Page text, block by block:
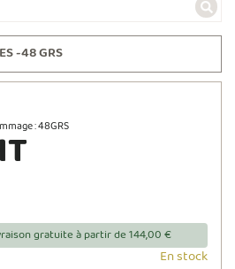
-48 GRS
: 48GRS
gratuite à partir de 144,00 €
En stock